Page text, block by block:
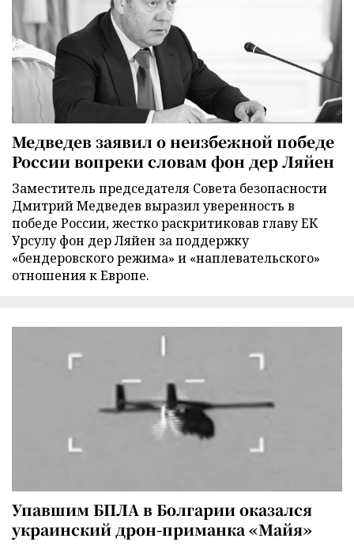
Медведев заявил о неизбежной победе
России вопреки словам фон дер Ляйен
Заместитель председателя Совета безопасности
Дмитрий Медведев выразил уверенность в
победе России, жестко раскритиковав главу ЕК
Урсулу фон дер Ляйен за поддержку
«бендеровского режима» и «наплевательского»
отношения к Европе.
Упавшим БПЛА в Болгарии оказался
украинский дрон-приманка «Майя»